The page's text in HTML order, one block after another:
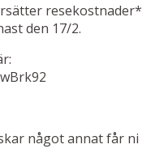
resekostnader*
den 17/2.
något annat får ni